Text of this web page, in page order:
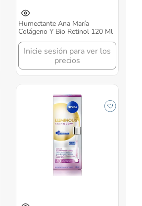
Humectante Ana María
Colágeno Y Bio Retinol 120 Ml
Inicie sesión para ver los
precios